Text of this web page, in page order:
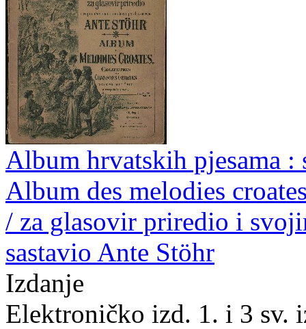
Album hrvatskih pjesama
Album des melodies
/ za glasovir priredio i
sastavio Ante Stöhr
Izdanje
Elektroničko izd. 1. i 3 sv.